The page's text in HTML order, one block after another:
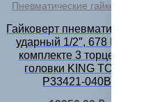
Пневматические гайковерты
Гайковерт пневматический
ударный 1/2″, 678 Hм, в
комплекте 3 торцевые
головки KING TONY
P33421-040B